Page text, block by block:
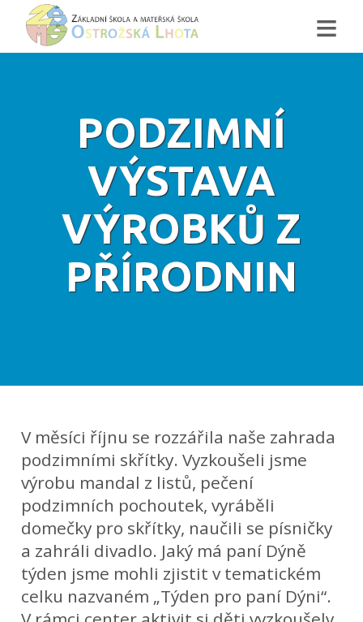
≡
PODZIMNÍ
VÝSTAVA
VÝROBKŮ Z
PŘÍRODNIN
V měsíci říjnu se rozzářila naše zahrada
podzimními skřítky. Vyzkoušeli jsme
výrobu mandal z listů, pečení
podzimních pochoutek, vyráběli
domečky pro skřítky, naučili se písničky
a zahráli divadlo. Jaký má paní Dýně
týden jsme mohli zjistit v tematickém
celku nazvaném „Týden pro paní Dýni“.